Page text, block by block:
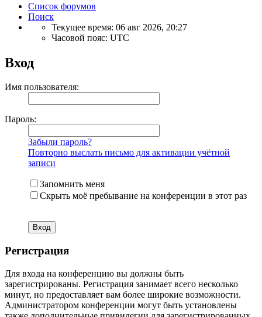
Список форумов
Поиск
Текущее время: 06 авг 2026, 20:27
Часовой пояс: UTC
Вход
Имя пользователя:
Пароль:
Забыли пароль?
Повторно выслать письмо для активации учётной
записи
Запомнить меня
Скрыть моё пребывание на конференции в этот раз
Регистрация
Для входа на конференцию вы должны быть
зарегистрированы. Регистрация занимает всего несколько
минут, но предоставляет вам более широкие возможности.
Администратором конференции могут быть установлены